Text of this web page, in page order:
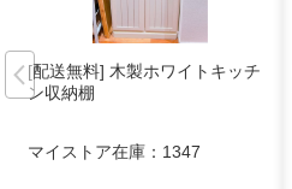
[配送無料] 木製ホワイトキッチ
ン収納棚
マイストア在庫： 1347